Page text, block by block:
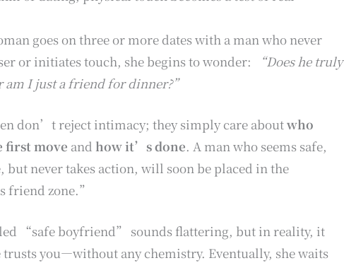
goes on three or more dates with a man who never
or initiates touch, she begins to wonder:
“Does he truly
am I just a friend for dinner?”
don’t reject intimacy; they simply care aboutwho
first move andhow it’s done. A man who seems safe,
but never takes action, will soon be placed in the
friend zone.”
“safe boyfriend” sounds flattering, but in reality, it
trusts you—without any chemistry. Eventually, she waits